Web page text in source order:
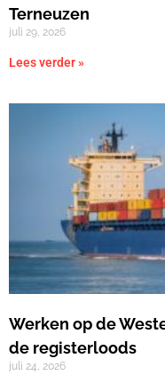
Terneuzen
juli 29, 2026
Lees verder »
Werken op de
de registerloods
juli 24, 2026